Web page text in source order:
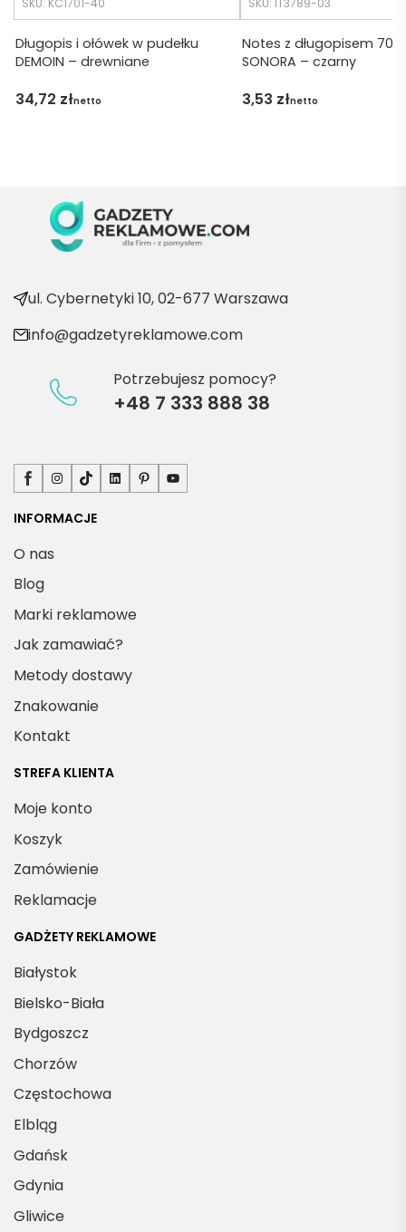
Dzięku
ję za
obsłu
pani
kty
Długopis i ołówek w pudełku
DEMOIN – drewniane
34,72 złnetto
Notes z długopisem 70
SONORA – czarny
3,53 złnetto
ul. Cybernetyki 10, 02-677 Warszawa
info@gadzetyreklamowe.com
Potrzebujesz pomocy?
+48 7 333 888 38
Facebook
Instagram
TikTokLinkedInPinterestYouTube
INFORMACJE
O nas
Blog
Marki reklamowe
Jak zamawiać?
Metody dostawy
Znakowanie
Kontakt
STREFA KLIENTA
Moje konto
Koszyk
Zamówienie
Reklamacje
GADŻETY REKLAMOWE
Białystok
Bielsko-Biała
Bydgoszcz
Chorzów
Częstochowa
Elbląg
Gdańsk
Gdynia
Gliwice